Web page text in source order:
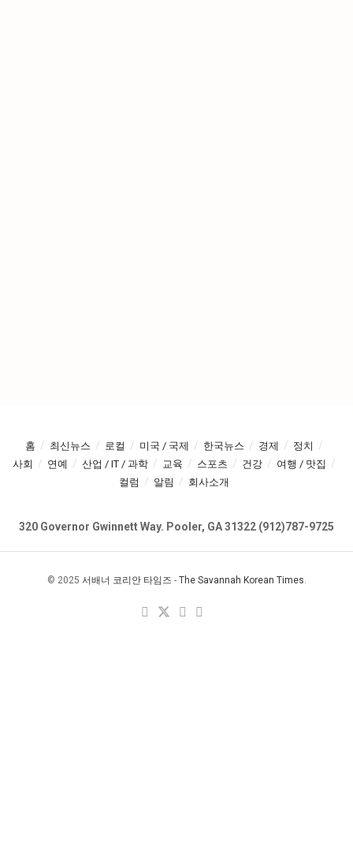
홈 최신뉴스 로컬 미국 / 국제 한국뉴스 경제
정치
사회
연예 산업 / IT / 과학 교육 스포츠 건강
여행 / 맛집
컬럼
알림 회사소개
320 Governor Gwinnett Way. Pooler, GA 31322 (912)787-9725
© 2025 서배너 코리안 타임즈 - The Savannah Korean Times.